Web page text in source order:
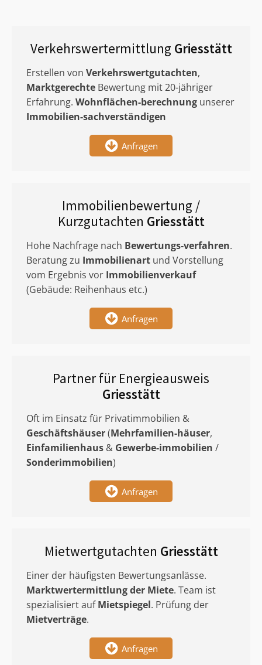
Verkehrswertermittlung Griesstätt
Erstellen von Verkehrswertgutachten,
Marktgerechte Bewertung mit 20-jähriger
Erfahrung. Wohnflächen-berechnung unserer
Immobilien-sachverständigen
Anfragen
Immobilienbewertung /
Kurzgutachten Griesstätt
Hohe Nachfrage nach Bewertungs-verfahren.
Beratung zu Immobilienart und Vorstellung
vom Ergebnis vor Immobilienverkauf
(Gebäude: Reihenhaus etc.)
Anfragen
Partner für Energieausweis
Griesstätt
Oft im Einsatz für Privatimmobilien &
Geschäftshäuser(Mehrfamilien-häuser,
Einfamilienhaus & Gewerbe-immobilien /
Sonderimmobilien)
Anfragen
Mietwertgutachten Griesstätt
Einer der häufigsten Bewertungsanlässe.
Marktwertermittlungder Miete. Team ist
spezialisiert aufMietspiegel. Prüfung der
Mietverträge.
Anfragen